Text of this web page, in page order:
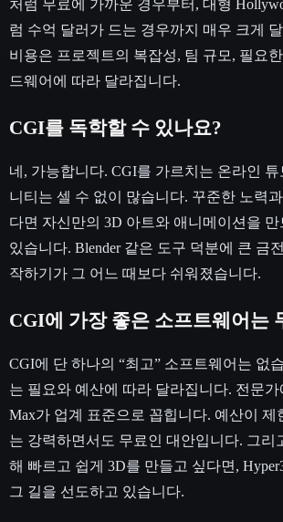
처럼 무료에 가까운 경우부터, 대형
럼 수억 달러가 드는 경우까지 매우 크게
비용은 프로젝트의 복잡성, 팀 규모, 필요
드웨어에 따라 달라집니다.
CGI를 독학할 수 있나요?
네, 가능합니다. CGI를 가르치는 온라인
니티는 셀 수 없이 많습니다. 꾸준한 노력
다면 자신만의 3D 아트와 애니메이션을
있습니다. Blender 같은 도구 덕분에 큰 금
작하기가 그 어느 때보다 쉬워졌습니다.
CGI에 가장 좋은 소프트웨어는
CGI에 단 하나의 “최고” 소프트웨어는 없
는 필요와 예산에 따라 달라집니다. 전문가
Max가 업계 표준으로 꼽힙니다. 예산이 제
는 강력하면서도 무료인 대안입니다. 그리
해 빠르고 쉽게 3D를 만들고 싶다면,
그 길을 선도하고 있습니다.